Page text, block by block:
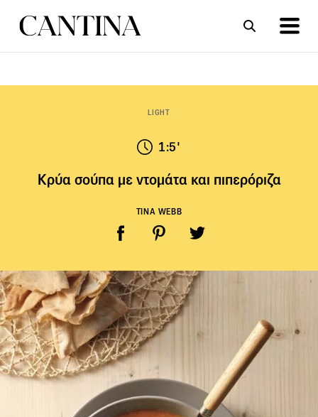
LIGHT
1:5'
Κρύα σούπα με ντομάτα και πιπερόριζα
TINA WEBB